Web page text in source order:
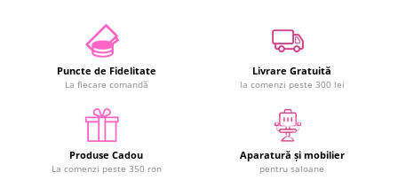
Puncte de Fidelitate
La fiecare comandă
Livrare Gratuită
la comenzi peste 300 lei
Produse Cadou
La comenzi peste 350 ron
Aparatură și mobilier
pentru saloane